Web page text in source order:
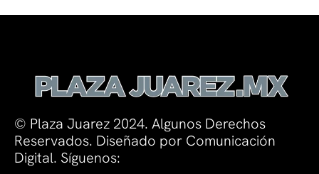
© Plaza Juarez 2024. Algunos Derechos
Reservados. Diseñado por Comunicación
Digital. Síguenos: